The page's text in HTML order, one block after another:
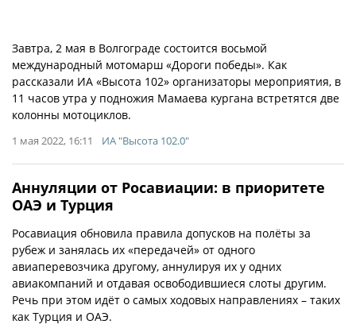
Завтра, 2 мая в Волгограде состоится восьмой
международный мотомарш «Дороги победы». Как
рассказали ИА «Высота 102» организаторы мероприятия, в
11 часов утра у подножия Мамаева кургана встретятся две
колонны мотоциклов.
1 мая 2022, 16:11 ИА "Высота 102.0"
Аннуляции от Росавиации: в приоритете
ОАЭ и Турция
Росавиация обновила правила допусков на полёты за
рубеж и занялась их «передачей» от одного
авиаперевозчика другому, аннулируя их у одних
авиакомпаний и отдавая освободившиеся слоты другим.
Речь при этом идёт о самых ходовых направлениях – таких
как Турция и ОАЭ.